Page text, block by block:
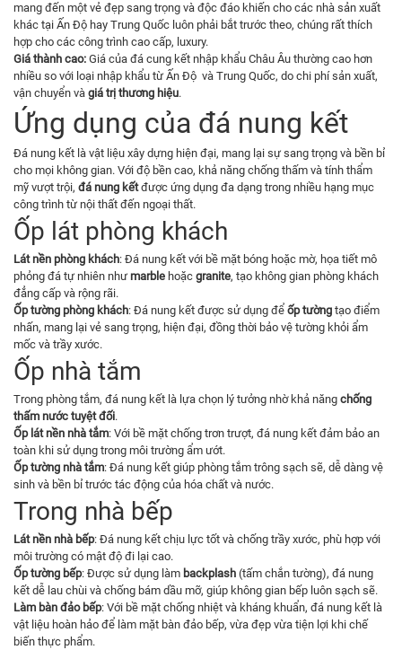
mang đến một vẻ đẹp sang trọng và độc đáo khiến cho các nhà sản xuất
khác tại Ấn Độ hay Trung Quốc luôn phải bắt trước theo, chúng rất thích
hợp cho các công trình cao cấp, luxury.
Giá thành cao: Giá của đá cung kết nhập khẩu Châu Âu thường cao hơn
nhiều so với loại nhập khẩu từ Ấn Độ và Trung Quốc, do chi phí sản xuất,
vận chuyển và giá trị thương hiệu.
Ứng dụng của đá nung kết
Đá nung kết là vật liệu xây dựng hiện đại, mang lại sự sang trọng và bền bỉ
cho mọi không gian. Với độ bền cao, khả năng chống thấm và tính thẩm
mỹ vượt trội, đá nung kếtđược ứng dụng đa dạng trong nhiều hạng mục
công trình từ nội thất đến ngoại thất.
Ốp lát phòng khách
Lát nền phòng khách: Đá nung kết với bề mặt bóng hoặc mờ, họa tiết mô
phỏng đá tự nhiên như marble hoặc granite, tạo không gian phòng khách
đẳng cấp và rộng rãi.
Ốp tường phòng khách: Đá nung kết được sử dụng để ốp tường tạo điểm
nhấn, mang lại vẻ sang trọng, hiện đại, đồng thời bảo vệ tường khỏi ẩm
mốc và trầy xước.
Ốp nhà tắm
Trong phòng tắm, đá nung kết là lựa chọn lý tưởng nhờ khả năng chống
thấm nước tuyệt đối.
Ốp lát nền nhà tắm: Với bề mặt chống trơn trượt, đá nung kết đảm bảo an
toàn khi sử dụng trong môi trường ẩm ướt.
Ốp tường nhà tắm: Đá nung kết giúp phòng tắm trông sạch sẽ, dễ dàng vệ
sinh và bền bỉ trước tác động của hóa chất và nước.
Trong nhà bếp
Lát nền nhà bếp: Đá nung kết chịu lực tốt và chống trầy xước, phù hợp với
môi trường có mật độ đi lại cao.
Ốp tường bếp: Được sử dụng làm backplash (tấm chắn tường), đá nung
kết dễ lau chùi và chống bám dầu mỡ, giúp không gian bếp luôn sạch sẽ.
Làm bàn đảo bếp: Với bề mặt chống nhiệt và kháng khuẩn, đá nung kết là
vật liệu hoàn hảo để làm mặt bàn đảo bếp, vừa đẹp vừa tiện lợi khi chế
biến thực phẩm.